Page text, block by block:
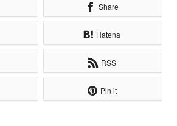
Share
Hatena
RSS
Pin it